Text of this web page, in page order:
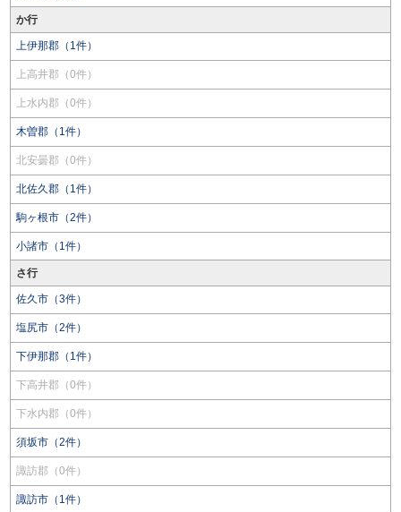
か行
上伊那郡（1件）
上高井郡（0件）
上水内郡（0件）
木曽郡（1件）
北安曇郡（0件）
北佐久郡（1件）
駒ヶ根市（2件）
小諸市（1件）
さ行
佐久市（3件）
塩尻市（2件）
下伊那郡（1件）
下高井郡（0件）
下水内郡（0件）
須坂市（2件）
諏訪郡（0件）
諏訪市（1件）